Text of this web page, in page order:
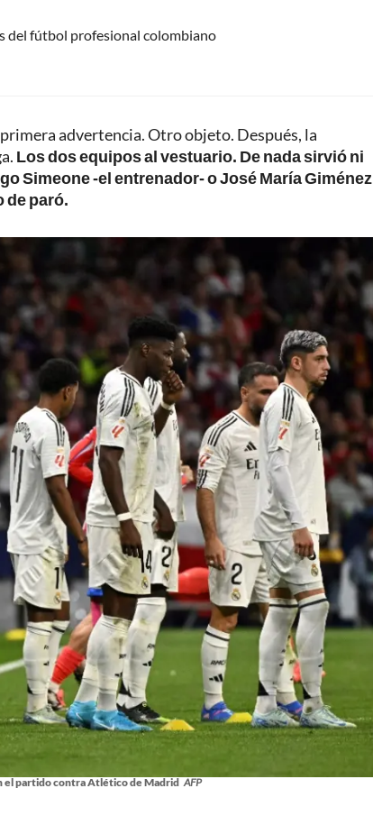
del fútbol profesional colombiano
advertencia. Otro objeto. Después, la
Los dos equipos al vestuario. De nada sirvió ni
Simeone -el entrenador- o José María Giménez
de paró.
el partido contra Atlético de Madrid AFP